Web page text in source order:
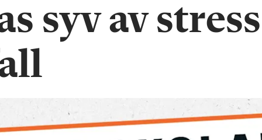
syv av stress